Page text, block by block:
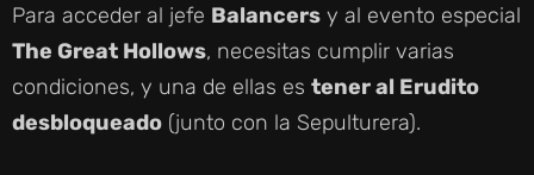
Para acceder al jefe Balancers y al evento especial
The Great Hollows, necesitas cumplir varias
condiciones, y una de ellas es tener al Erudito
desbloqueado (junto con la Sepulturera).